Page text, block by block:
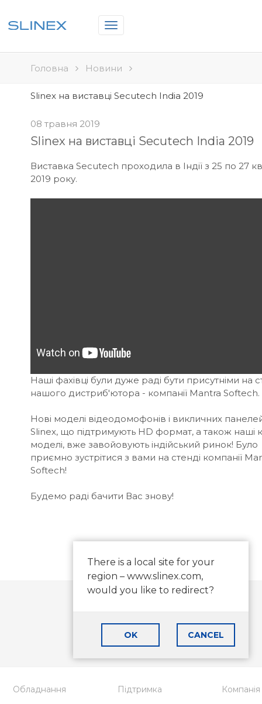
Toggle
navigation
Головна Новини
Slinex на виставці Secutech India 2019
08 травня 2019
Slinex на виставці Secutech India 2019
Виставка Secutech проходила в Індії з 25 по 27
2019 року.
Наші фахівці були дуже раді бути присутніми на
нашого дистриб'ютора - компанії Mantra Softech.
Нові моделі відеодомофонів і викличних
Slinex, що підтримують HD формат, а також наші
моделі, вже завойовують індійський ринок! Було
приємно зустрітися з вами на стенді компанії
Softech!
Будемо раді бачити Вас знову!
There is a local site for your
region – www.slinex.com,
would you like to redirect?
OK CANCEL
ПІДПИСАТИСЯ
Обладнання Підтримка Компанія